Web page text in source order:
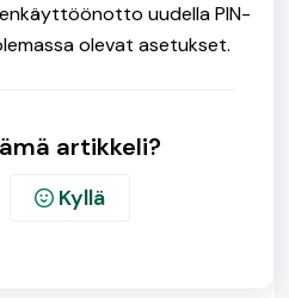
uudella PIN-
olevat asetukset.
artikkeli?
Kyllä